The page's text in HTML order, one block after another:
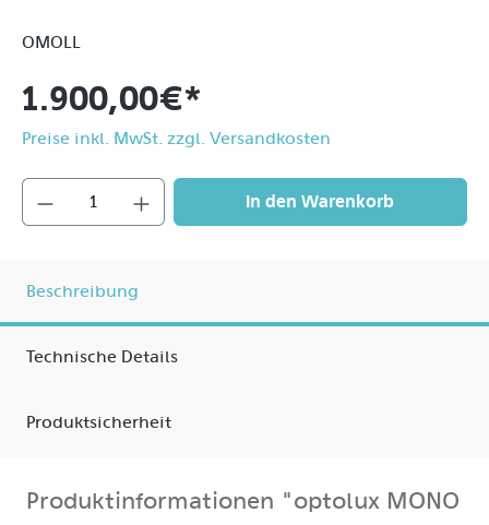
OMOLL
1.900,00 €*
Preise inkl. MwSt. zzgl. Versandkosten
In den Warenkorb
Beschreibung
Technische Details
Produktsicherheit
Produktinformationen "optolux MONO